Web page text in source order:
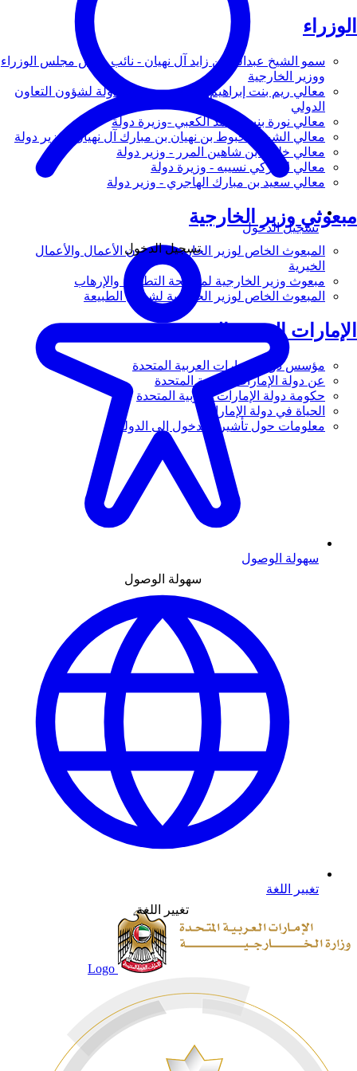
الوزراء
سمو الشيخ عبدالله بن زايد آل نهيان - نائب رئيس مجلس الوزراء
ووزير الخارجية
معالي ريم بنت إبراهيم الهاشمي - وزيرة دولة لشؤون التعاون
الدولي
معالي نورة بنت محمد الكعبي -وزيرة دولة
معالي الشيخ شخبوط بن نهيان بن مبارك آل نهيان - وزير دولة
معالي خليفة بن شاهين المرر - وزير دولة
معالي لانا زكي نسيبه - وزيرة دولة
معالي سعيد بن مبارك الهاجري - وزير دولة
مبعوثي وزير الخارجية
المبعوث الخاص لوزير الخارجية لشؤون الأعمال والأعمال
الخيرية
مبعوث وزير الخارجية لمكافحة التطرف والإرهاب
المبعوث الخاص لوزير الخارجية لشؤون الطبيعة
الإمارات العربية المتحدة
مؤسس دولة الإمارات العربية المتحدة
عن دولة الإمارات العربية المتحدة
حكومة دولة الإمارات العربية المتحدة
الحياة في دولة الإمارات
معلومات حول تأشيرة الدخول إلى الدولة
تسجيل الدخول
تسجيل الدخول
سهولة الوصول
سهولة الوصول
تغيير اللغة
تغيير اللغة
Logo